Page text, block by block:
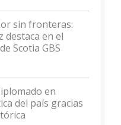
sin fronteras:
destaca en el
Scotia GBS
en
del país gracias